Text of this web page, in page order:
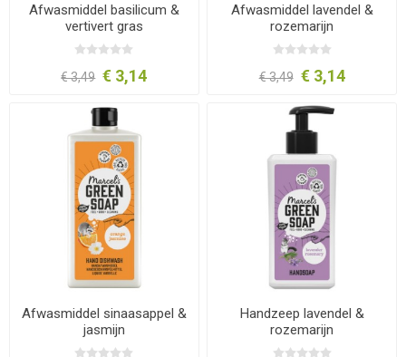
Afwasmiddel basilicum &
vertivert gras
€ 3,49 € 3,14
Afwasmiddel lavendel &
rozemarijn
€ 3,49 € 3,14
Afwasmiddel sinaasappel &
jasmijn
Handzeep lavendel &
rozemarijn